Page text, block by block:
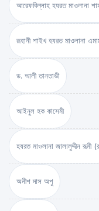
আরেফবিল্লাহ হযরত মাওলানা
রূহানী শাইখ হযরত মাওলানা
ড. আলী তানতাভী
আইনুল হক কাসেমী
হযরত মাওলানা জালালুদ্দীন রূমী
অনীশ দাস অপু